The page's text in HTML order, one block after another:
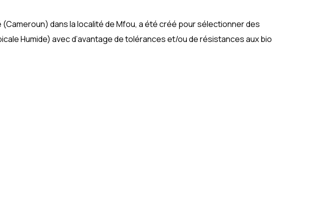
dans la localité de Mfou, a été créé pour sélectionner des
Humide) avec d’avantage de tolérances et/ou de résistances aux bio